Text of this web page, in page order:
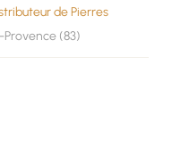
de Pierres
(83)